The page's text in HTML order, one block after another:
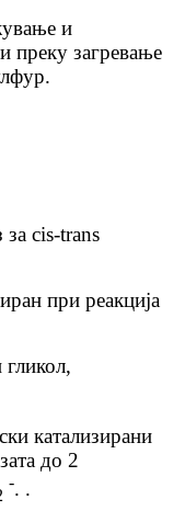
и
преку загревање
за cis-trans
при реакција
катализирани
до 2
-. .